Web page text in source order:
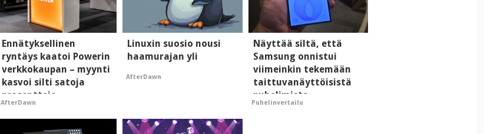
Ennätyksellinen
ryntäys kaatoi Powerin
verkkokaupan – myynti
kasvoi silti satoja
prosentteja
AfterDawn
Linuxin suosio nousi
haamurajan yli
AfterDawn
Näyttää siltä, että
Samsung onnistui
viimeinkin tekemään
taittuvanäyttöisistä
puhelimista
supersuosittuja
Puhelinvertailu